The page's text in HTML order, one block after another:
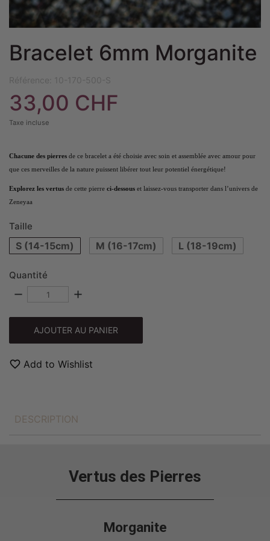
Bracelet 6mm Morganite
Référence: 10-170-500-S
33,00 CHF
Taxe incluse
Chacune des pierres de ce bracelet a été choisie avec soin et assemblée avec amour pour
que ces merveilles de la nature puissent libérer tout leur potentiel énergétique!
Explorez les vertus de cette pierre ci-dessous et laissez-vous transporter dans l’univers de
Zeneyaa
Taille
S (14-15cm) M (16-17cm) L (18-19cm)
Quantité
remove add
AJOUTER AU PANIER
favorite_border Add to Wishlist
DESCRIPTION
Vertus des Pierres
Morganite